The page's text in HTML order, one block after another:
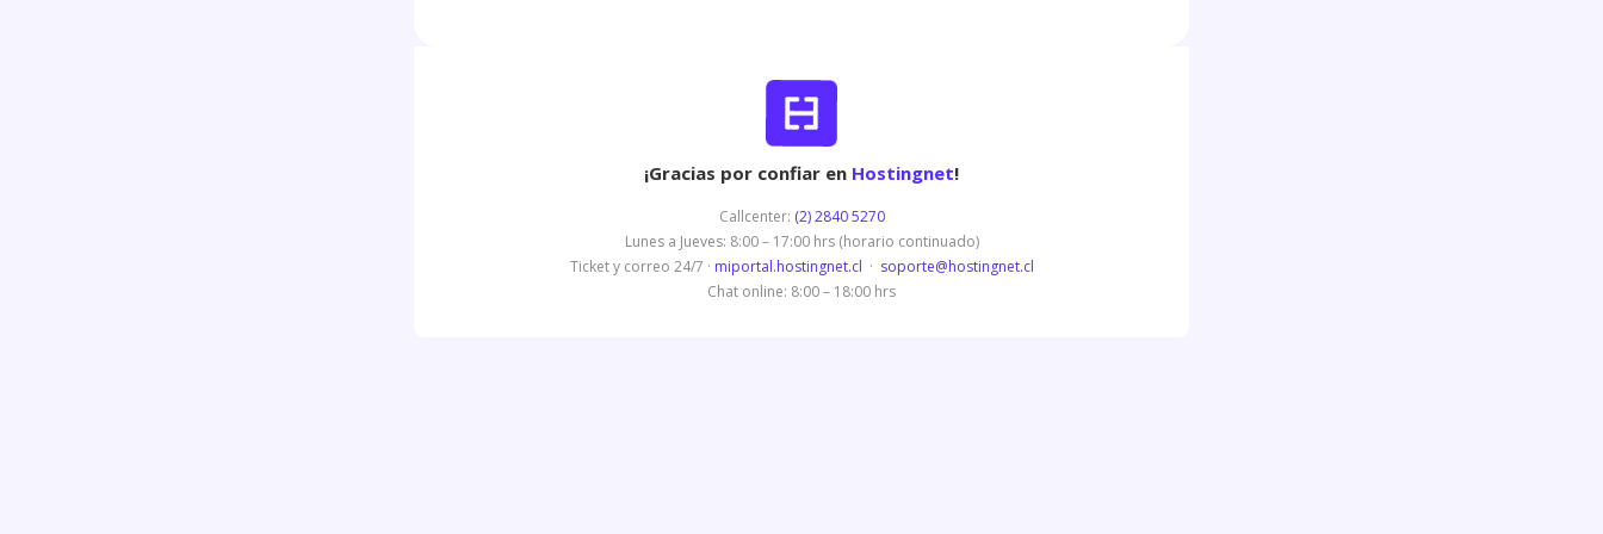
¡Gracias por confiar en Hostingnet!
Callcenter: (2) 2840 5270
Lunes a Jueves: 8:00 – 17:00 hrs (horario continuado)
Ticket y correo 24/7 · miportal.hostingnet.cl · soporte@hostingnet.cl
Chat online: 8:00 – 18:00 hrs